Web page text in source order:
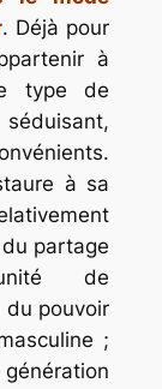
. Déjà pour
à
type de
à sa
partage
de
du pouvoir
;
génération